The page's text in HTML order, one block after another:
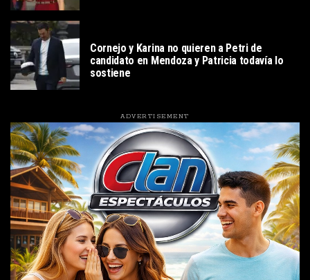
Cornejo y Karina no quieren a Petri de
candidato en Mendoza y Patricia todavía lo
sostiene
ADVERTISEMENT